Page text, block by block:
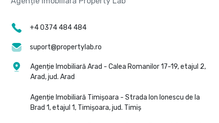
+4 0374 484 484
suport@propertylab.ro
Agenție Imobiliară Arad - Calea Romanilor 17-19, etajul 2,
Arad, jud. Arad
Agenție Imobiliară Timișoara - Strada Ion Ionescu de la
Brad 1, etajul 1, Timișoara, jud. Timiș